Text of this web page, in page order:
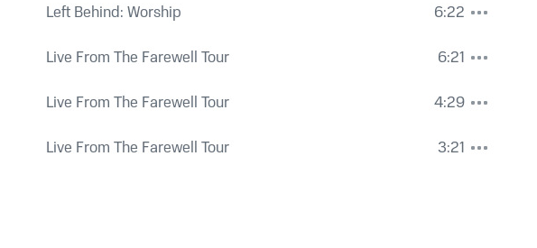
Left Behind: Worship
6:22
Live From The Farewell Tour
6:21
Live From The Farewell Tour
4:29
Live From The Farewell Tour 3:21